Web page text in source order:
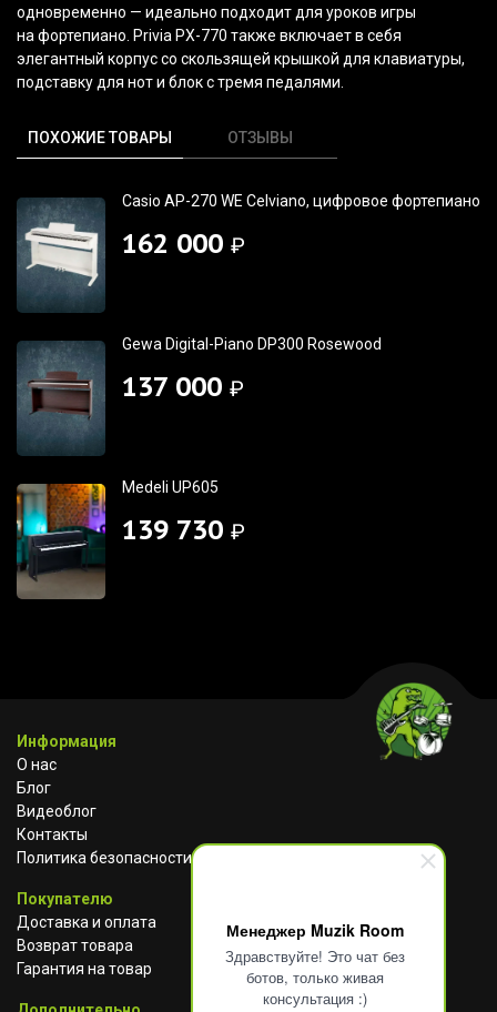
Менеджер Muzik Room
Здравствуйте! Это чат без
ботов, только живая
консультация :)
одновременно — идеально подходит для уроков игры
на фортепиано. Privia PX-770 также включает в себя
элегантный корпус со скользящей крышкой для клавиатуры,
подставку для нот и блок с тремя педалями.
ПОХОЖИЕ ТОВАРЫ ОТЗЫВЫ
Casio AP-270 WE Celviano, цифровое фортепиано
162 000 ₽
Gewa Digital-Piano DP300 Rosewood
137 000 ₽
Medeli UP605
139 730 ₽
Информация
О нас
Блог
Видеоблог
Контакты
Политика безопасности
Покупателю
Доставка и оплата
Возврат товара
Гарантия на товар